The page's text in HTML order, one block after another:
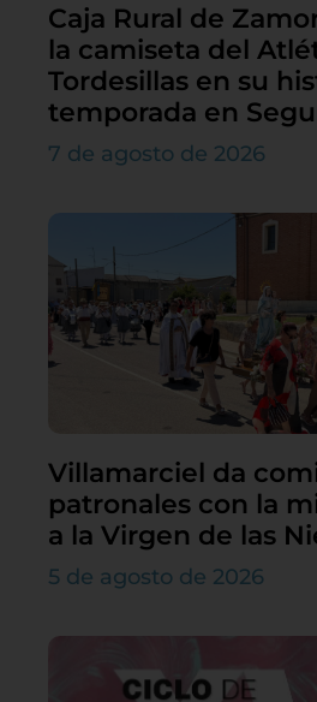
Caja Rural de
la camiseta del
Tordesillas en su
temporada en
7 de agosto de 2026
Villamarciel da
patronales con la
a la Virgen de las
5 de agosto de 2026